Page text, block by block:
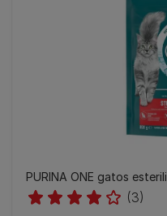
PURINA ONE gatos
(3)